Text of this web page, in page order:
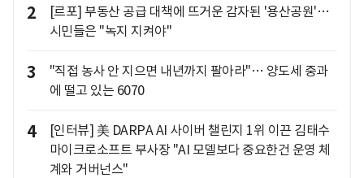
2
[르포] 부동산 공급 대책에 뜨거운 감자된 '용산공원'…
시민들은 "녹지 지켜야"
3
"직접 농사 안 지으면 내년까지 팔아라"… 양도세 중과
에 떨고 있는 6070
4
[인터뷰] 美 DARPA AI 사이버 챌린지 1위 이끈 김태수
마이크로소프트 부사장 "AI 모델보다 중요한건 운영 체
계와 거버넌스"